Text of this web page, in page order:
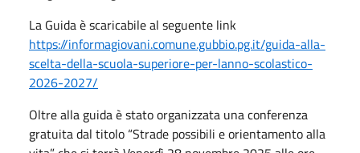
La Guida è scaricabile al seguente link
https://informagiovani.comune.gubbio.pg.it/guida-alla-
scelta-della-scuola-superiore-per-lanno-scolastico-
2026-2027/
Oltre alla guida è stato organizzata una conferenza
gratuita dal titolo “Strade possibili e orientamento alla